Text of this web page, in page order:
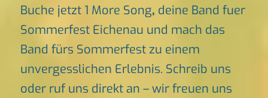
Buche jetzt 1 More Song, deine Band fuer
Sommerfest Eichenau und mach das
Band fürs Sommerfest zu einem
unvergesslichen Erlebnis. Schreib uns
oder ruf uns direkt an – wir freuen uns